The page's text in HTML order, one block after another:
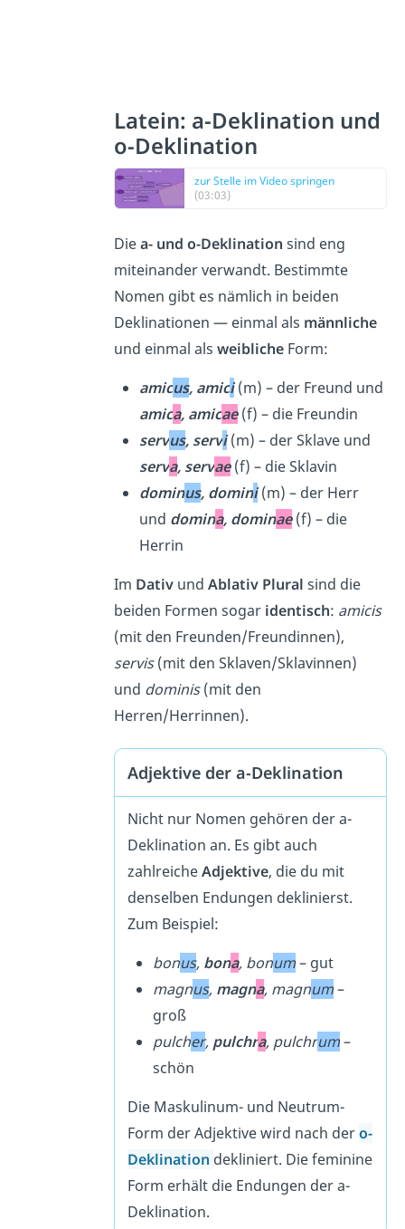
Latein: a-Deklination und
o-Deklination
zur Stelle im Video springen
(03:03)
Diea- und o-Deklination sind eng
miteinander verwandt. Bestimmte
Nomen gibt es nämlich in beiden
Deklinationen — einmal als männliche
und einmal als weiblicheForm:
amicus, amici (m) – der Freund und
amica, amicae(f) – die Freundin
servus, servi (m) – der Sklave und
serva, servae(f) – die Sklavin
dominus, domini (m) – der Herr
und domina, dominae(f) – die
Herrin
Im Dativund Ablativ Plural sind die
beiden Formen sogar identisch: amicis
(mit den Freunden/Freundinnen),
servis(mit den Sklaven/Sklavinnen)
und dominis(mit den
Herren/Herrinnen).
Adjektive der a-Deklination
Nicht nur Nomen gehören der a-
Deklination an. Es gibt auch
zahlreicheAdjektive, die du mit
denselben Endungen deklinierst.
Zum Beispiel:
bonus, bona, bonum– gut
magnus, magna, magnum–
groß
pulcher, pulchra, pulchrum–
schön
Die Maskulinum- und Neutrum-
Form der Adjektive wird nach dero-
Deklination dekliniert. Die feminine
Form erhält die Endungen der a-
Deklination.